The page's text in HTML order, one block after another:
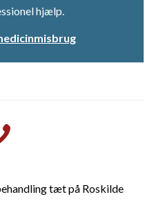
hjælp.
tæt på Roskilde